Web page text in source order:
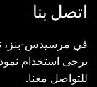
اتصل بنا
في مرسيدس-بنز،
يرجى استخدام
للتواصل معنا.